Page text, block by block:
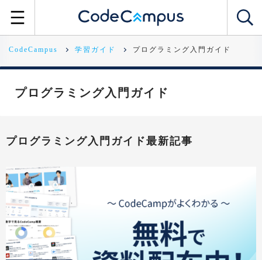
CodeCampus 学習ガイド プログラミング入門ガイド
プログラミング入門ガイド
プログラミング入門ガイド最新記事